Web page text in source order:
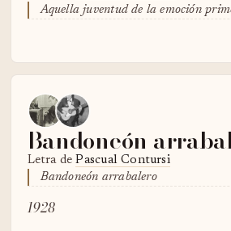
Aquella juventud de la emoción
Bandoneón
Letra dePascual Contursi
Bandoneón arrabalero
1928